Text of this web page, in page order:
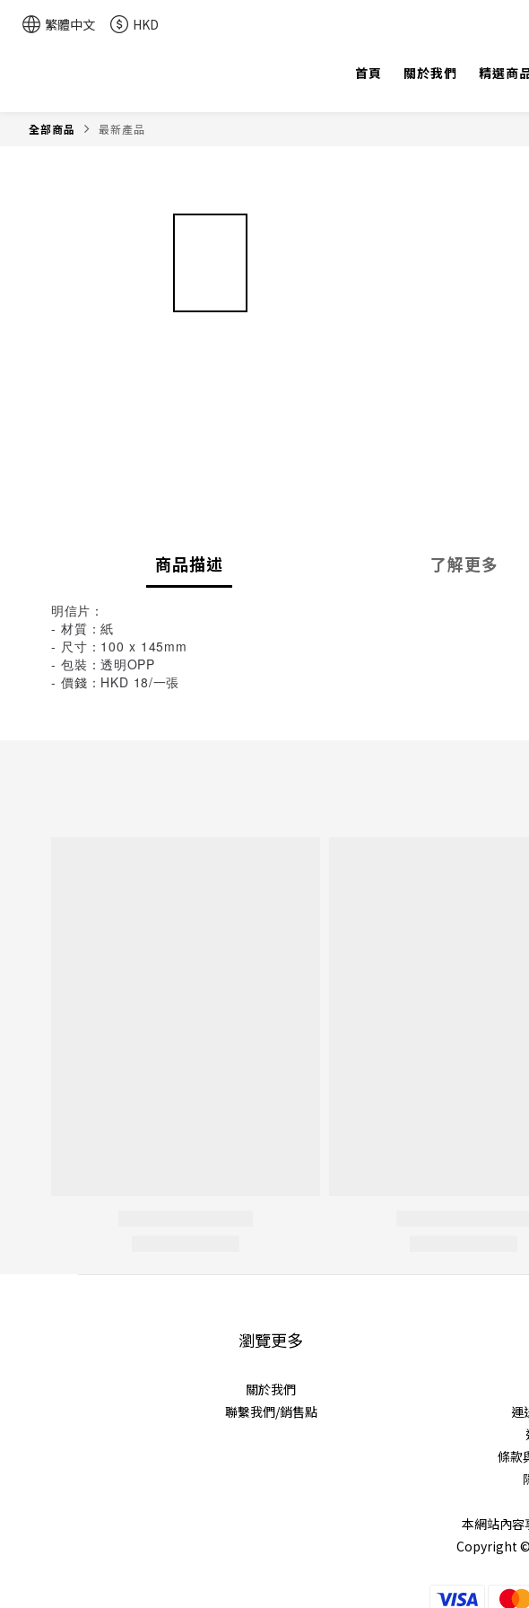
繁體中文 HKD
首頁 關於我們 精選商
全部商品 最新產品
商品描述 了解更多
明信片：
- 材質：紙
- 尺寸：100 x 145mm
- 包裝：透明OPP
- 價錢：HKD 18/一張
瀏覽更多
關於我們
聯繫我們/銷售點
運
條款
本網站內容
Copyright ©